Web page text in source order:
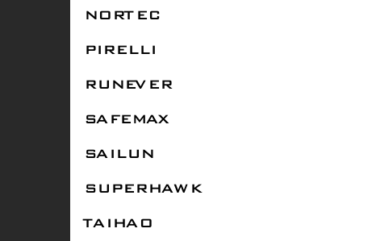
NORTEC
PIRELLI
RUNEVER
SAFEMAX
SAILUN
SUPERHAWK
TAIHAO